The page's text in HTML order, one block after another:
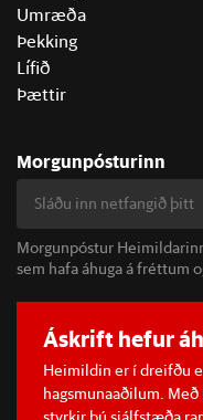
Umræða
Þekking
Lífið
Þættir
Morgunpósturinn
Morgunpóstur
sem hafa áhuga á fréttum
Áskrift hefur
Heimildin er í dreifðu
hagsmunaaðilum.